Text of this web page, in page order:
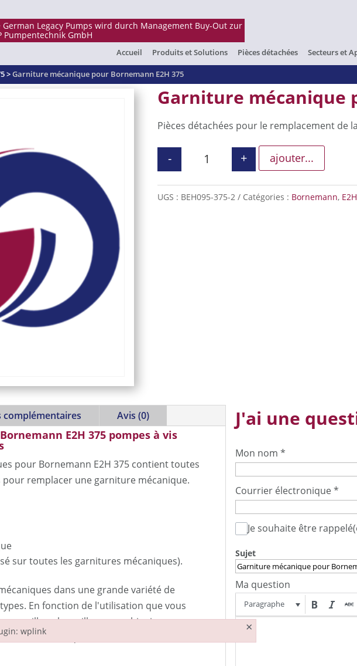
Accueil Produits et Solutions Pièces détachées Secteurs et
>Garniture mécanique pour Bornemann E2H 375
Garniture mécanique
Pièces détachées pour le remplacement de
quantité de Garniture
- + ajouter...
UGS : BEH095-375-2 Catégories : Bornemann, E2H
Avis (0)
E2H 375 pompes à vis
pour Bornemann E2H 375 contient toutes
pour remplacer une garniture mécanique.
sur toutes les garnitures mécaniques).
dans une grande variété de
En fonction de l'utilisation que vous
conseillons la meilleure combinaison ou nous
fiche technique.
J'ai une
Mon nom *
Courrier électronique*
Je souhaite être
Sujet
Ma question
Paragraphe
wplink ×
wplink